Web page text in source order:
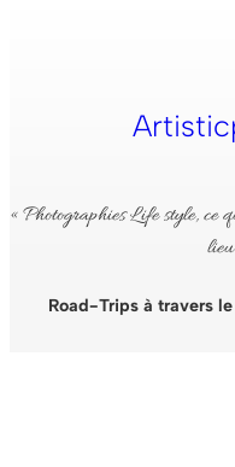
« Photographies Life style, ce
Road-Trips à travers